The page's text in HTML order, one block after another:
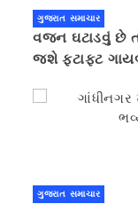
ગુજરાત સમાચાર
વજન ઘટાડવું છે
જશે ફટાફટ
ગુજરાત સમાચાર